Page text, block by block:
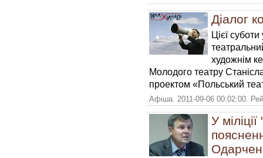
Діалог
Цієї
художнім
Молодого театру
проектом «Польський
Афіша. 2011-09-06 00:02:00.
У